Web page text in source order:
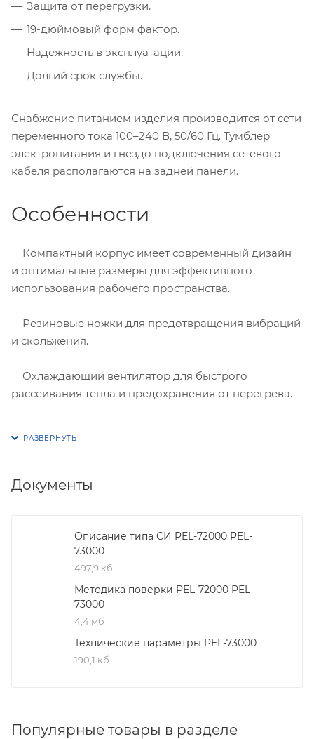
Защита от перегрузки.
19-дюймовый форм фактор.
Надежность в эксплуатации.
Долгий срок службы.
Снабжение питанием изделия производится от сети
переменного тока 100–240 В, 50/60 Гц. Тумблер
электропитания и гнездо подключения сетевого
кабеля располагаются на задней панели.
Особенности
Компактный корпус имеет современный дизайн
и оптимальные размеры для эффективного
использования рабочего пространства.
Резиновые ножки для предотвращения вибраций
и скольжения.
Охлаждающий вентилятор для быстрого
рассеивания тепла и предохранения от перегрева.
Документы
Описание типа СИ PEL-72000 PEL-
73000
497,9 кб
Методика поверки PEL-72000 PEL-
73000
4,4 мб
Технические параметры PEL-73000
190,1 кб
Популярные товары в разделе